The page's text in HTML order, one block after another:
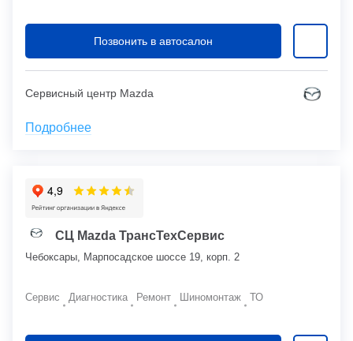
Позвонить в автосалон
Сервисный центр Mazda
Подробнее
СЦ Mazda ТрансТехСервис
Чебоксары, Марпосадское шоссе 19, корп. 2
Сервис Диагностика Ремонт Шиномонтаж ТО